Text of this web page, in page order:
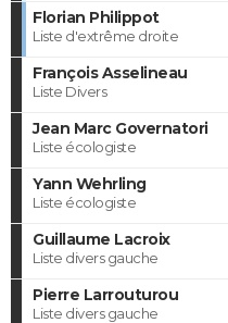
Florian Philippot
Liste d'extrême droite
François Asselineau
Liste Divers
Jean Marc Governatori
Liste écologiste
Yann Wehrling
Liste écologiste
Guillaume Lacroix
Liste divers gauche
Pierre Larrouturou
Liste divers gauche